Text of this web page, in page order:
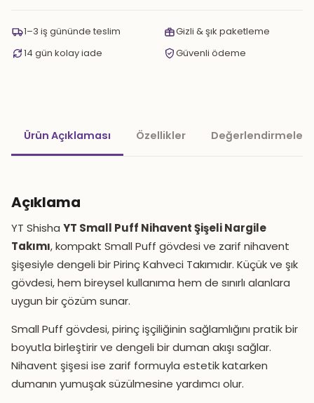
Nargile
Takımı
1–3 iş gününde teslim
Gizli & şık paketleme
14 gün kolay iade
Güvenli ödeme
Ürün Açıklaması Özellikler Değerlendirmeler
Açıklama
YT Shisha YT Small Puff Nihavent Şişeli Nargile
Takımı, kompakt Small Puff gövdesi ve zarif nihavent
şişesiyle dengeli bir Pirinç Kahveci Takımıdır. Küçük ve şık
gövdesi, hem bireysel kullanıma hem de sınırlı alanlara
uygun bir çözüm sunar.
Small Puff gövdesi, pirinç işçiliğinin sağlamlığını pratik bir
boyutla birleştirir ve dengeli bir duman akışı sağlar.
Nihavent şişesi ise zarif formuyla estetik katarken
dumanın yumuşak süzülmesine yardımcı olur.